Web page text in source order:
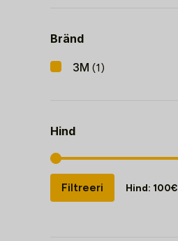
Bränd
3M (1)
Hind
Minimaalne
hind
Maksimaalne
hind
Filtreeri Hind: 100€